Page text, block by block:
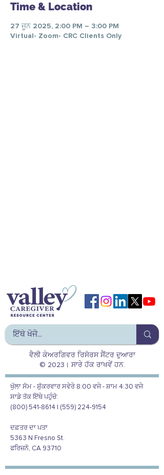
Time & Location
27 ਜੂਨ 2025, 2:00 PM – 3:00 PM
Virtual- Zoom- CRC Clients Only
ਵੈਲੀ ਕੇਅਰਗਿਵਰ ਰਿਸੋਰਸ ਸੈਂਟਰ ਦੁਆਰਾ
© 2023। ਸਾਰੇ ਹੱਕ ਰਾਖਵੇਂ ਹਨ.
ਖੁੱਲਾ ਸੋਮ - ਸ਼ੁੱਕਰਵਾਰ ਸਵੇਰੇ 8:00 ਵਜੇ - ਸ਼ਾਮ 4:30 ਵਜੇ
ਸਾਡੇ ਤੱਕ ਇੱਥੇ ਪਹੁੰਚੋ:
(800) 541-8614 | (559) 224-9154
ਦਫ਼ਤਰ ਦਾ ਪਤਾ
5363 N Fresno St.
ਫਰਿਜ਼ਨੋ, CA 93710